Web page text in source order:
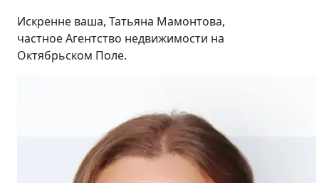
Искренне ваша, Татьяна Мамонтова,
частное Агентство недвижимости на
Октябрьском Поле.